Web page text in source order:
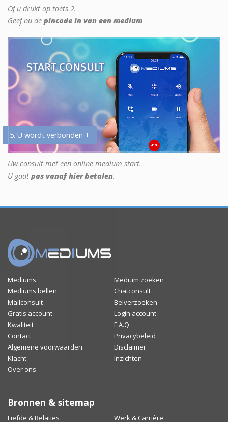
Of u drukt op toets 2.
Geef nu de pincode in van een medium
5. U wordt verbonden +
Uw consult met een online medium start.
U gaat pas vanaf hier betalen.
Mediums
Medium zoeken
Mediums bellen
Chatconsult
Mailconsult
Belverzoeken
Gratis account
Login account
Kwaliteit
F.A.Q
Contact
Privacybeleid
Algemene voorwaarden
Disclaimer
Klacht
Inzichten
Over ons
Bronnen & sitemap
Liefde & Relaties Werk & Carrière